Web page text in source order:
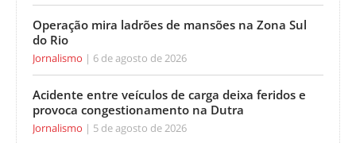
Operação mira ladrões de mansões na Zona Sul
do Rio
Jornalismo 6 de agosto de 2026
Acidente entre veículos de carga deixa feridos e
provoca congestionamento na Dutra
Jornalismo 5 de agosto de 2026